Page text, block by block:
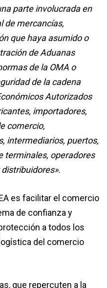
parte involucrada en
de mercancías,
que haya asumido o
de Aduanas
de la OMA o
de la cadena
Autorizados
importadores,
comercio,
intermediarios, puertos,
terminales, operadores
es facilitar el comercio
de confianza y
a todos los
del comercio
que repercuten a la